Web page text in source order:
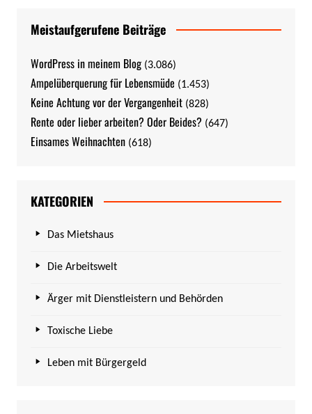
Meistaufgerufene Beiträge
WordPress in meinem Blog (3.086)
Ampelüberquerung für Lebensmüde (1.453)
Keine Achtung vor der Vergangenheit (828)
Rente oder lieber arbeiten? Oder Beides? (647)
Einsames Weihnachten (618)
KATEGORIEN
Das Mietshaus
Die Arbeitswelt
Ärger mit Dienstleistern und Behörden
Toxische Liebe
Leben mit Bürgergeld